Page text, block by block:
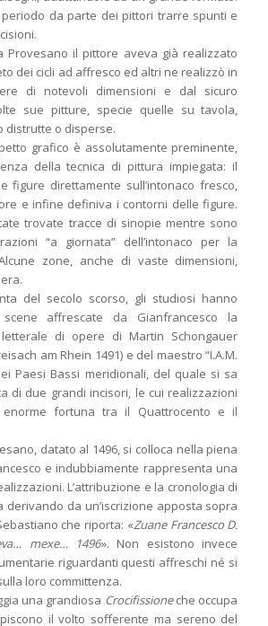
da parte dei pittori trarre spunti e
Provesano il pittore aveva già realizzato
dei cicli ad affresco ed altri ne realizzò in
di notevoli dimensioni e dal sicuro
sue pitture, specie quelle su tavola,
distrutte o disperse.
grafico è assolutamente preminente,
della tecnica di pittura impiegata: il
figure direttamente sull’intonaco fresco,
e infine definiva i contorni delle figure.
trovate tracce di sinopie mentre sono
“a giornata” dell’intonaco per la
zone, anche di vaste dimensioni,
del secolo scorso, gli studiosi hanno
affrescate da Gianfrancesco la
di opere di Martin Schongauer
am Rhein 1491) e del maestro “I.A.M.
Paesi Bassi meridionali, del quale si sa
di due grandi incisori, le cui realizzazioni
fortuna tra il Quattrocento e il
datato al 1496, si colloca nella piena
e indubbiamente rappresenta una
L’attribuzione e la cronologia di
derivando da un’iscrizione apposta sopra
che riporta: «Zuane Francesco D.
mexe… 1496». Non esistono invece
riguardanti questi affreschi né si
loro committenza.
una grandiosa Crocifissioneche occupa
il volto sofferente ma sereno del